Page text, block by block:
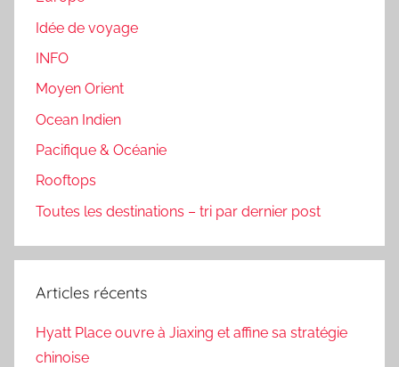
Idée de voyage
INFO
Moyen Orient
Ocean Indien
Pacifique & Océanie
Rooftops
Toutes les destinations – tri par dernier post
Articles récents
Hyatt Place ouvre à Jiaxing et affine sa stratégie
chinoise